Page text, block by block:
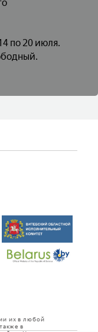
по 20 июля.
их в любой
в